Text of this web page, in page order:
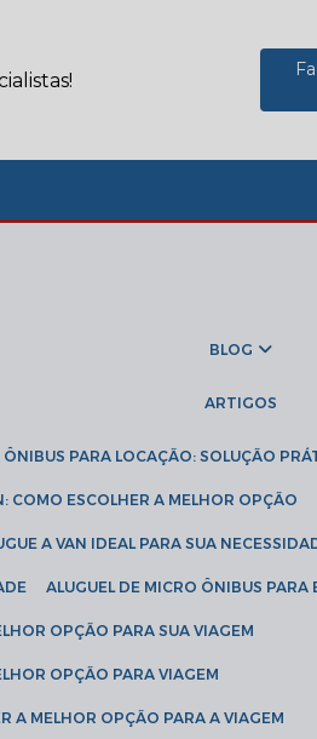
BLOG
ARTIGOS
ÔNIBUS PARA LOCAÇÃO: SOLUÇÃO
COMO ESCOLHER A MELHOR OPÇÃO
A VAN IDEAL PARA SUA
ALUGUEL DE MICRO ÔNIBUS PARA
OPÇÃO PARA SUA VIAGEM
OPÇÃO PARA VIAGEM
A MELHOR OPÇÃO PARA A VIAGEM